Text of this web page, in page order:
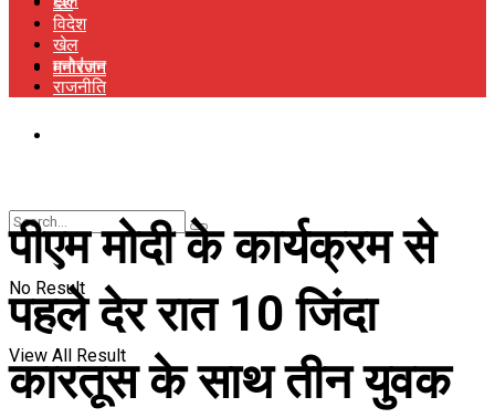
मनोरंजन
No Result
View All Result
विदेश
खेल
मनोरंजन
राजनीति
पीएम मोदी के कार्यक्रम से
पहले देर रात 10 जिंदा
कारतूस के साथ तीन युवक